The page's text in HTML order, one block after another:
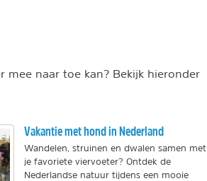
mee naar toe kan? Bekijk hieronder
Vakantie met hond in Nederland
Wandelen, struinen en dwalen samen met
je favoriete viervoeter? Ontdek de
Nederlandse natuur tijdens een mooie